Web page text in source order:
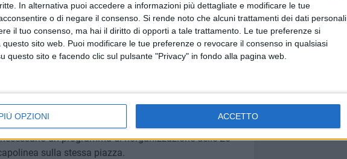
In alternativa puoi accedere a informazioni più dettagliate e modificare le tue
o di negare il consenso. Si rende noto che alcuni trattamenti dei dati personali
il tuo consenso, ma hai il diritto di opporti a tale trattamento. Le tue preferenze si
sito web. Puoi modificare le tue preferenze o revocare il consenso in qualsiasi
questo sito e facendo clic sul pulsante "Privacy" in fondo alla pagina web.
OPZIONI ACCETTO
taxi e a persone con disabilità su piazza Moro, nel
e il civico 40
linea in corrispondenza dei civici 13/1B di Corso Italia,
del tempo, regolata con disco orario, per un
offrire una sosta breve ai conducenti che
centrale o prelevano passeggeri dalla stessa
TPL AMTAB
interesserà l'area di piazza Moro attualmente
un programma di riorganizzazione delle 26
sulla stessa piazza.